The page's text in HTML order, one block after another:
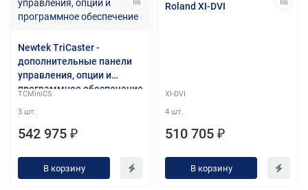
Newtek TriCaster -
дополнительные панели
управления, опции и
программное обеспечение
TCMiniCS
3 шт.
542 975 ₽
В корзину
Roland XI-DVI
XI-DVI
4 шт.
510 705 ₽
В корзину